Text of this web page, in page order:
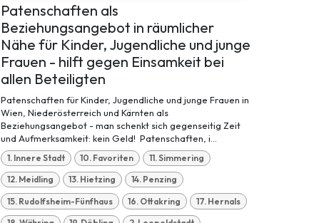
Patenschaften als
Beziehungsangebot in räumlicher
Nähe für Kinder, Jugendliche und junge
Frauen - hilft gegen Einsamkeit bei
allen Beteiligten
Patenschaften für Kinder, Jugendliche und junge Frauen in
Wien, Niederösterreich und Kärnten als
Beziehungsangebot - man schenkt sich gegenseitig Zeit
und Aufmerksamkeit: kein Geld! Patenschaften, i...
1. Innere Stadt 10. Favoriten 11. Simmering
12. Meidling 13. Hietzing 14. Penzing
15. Rudolfsheim-Fünfhaus 16. Ottakring 17. Hernals